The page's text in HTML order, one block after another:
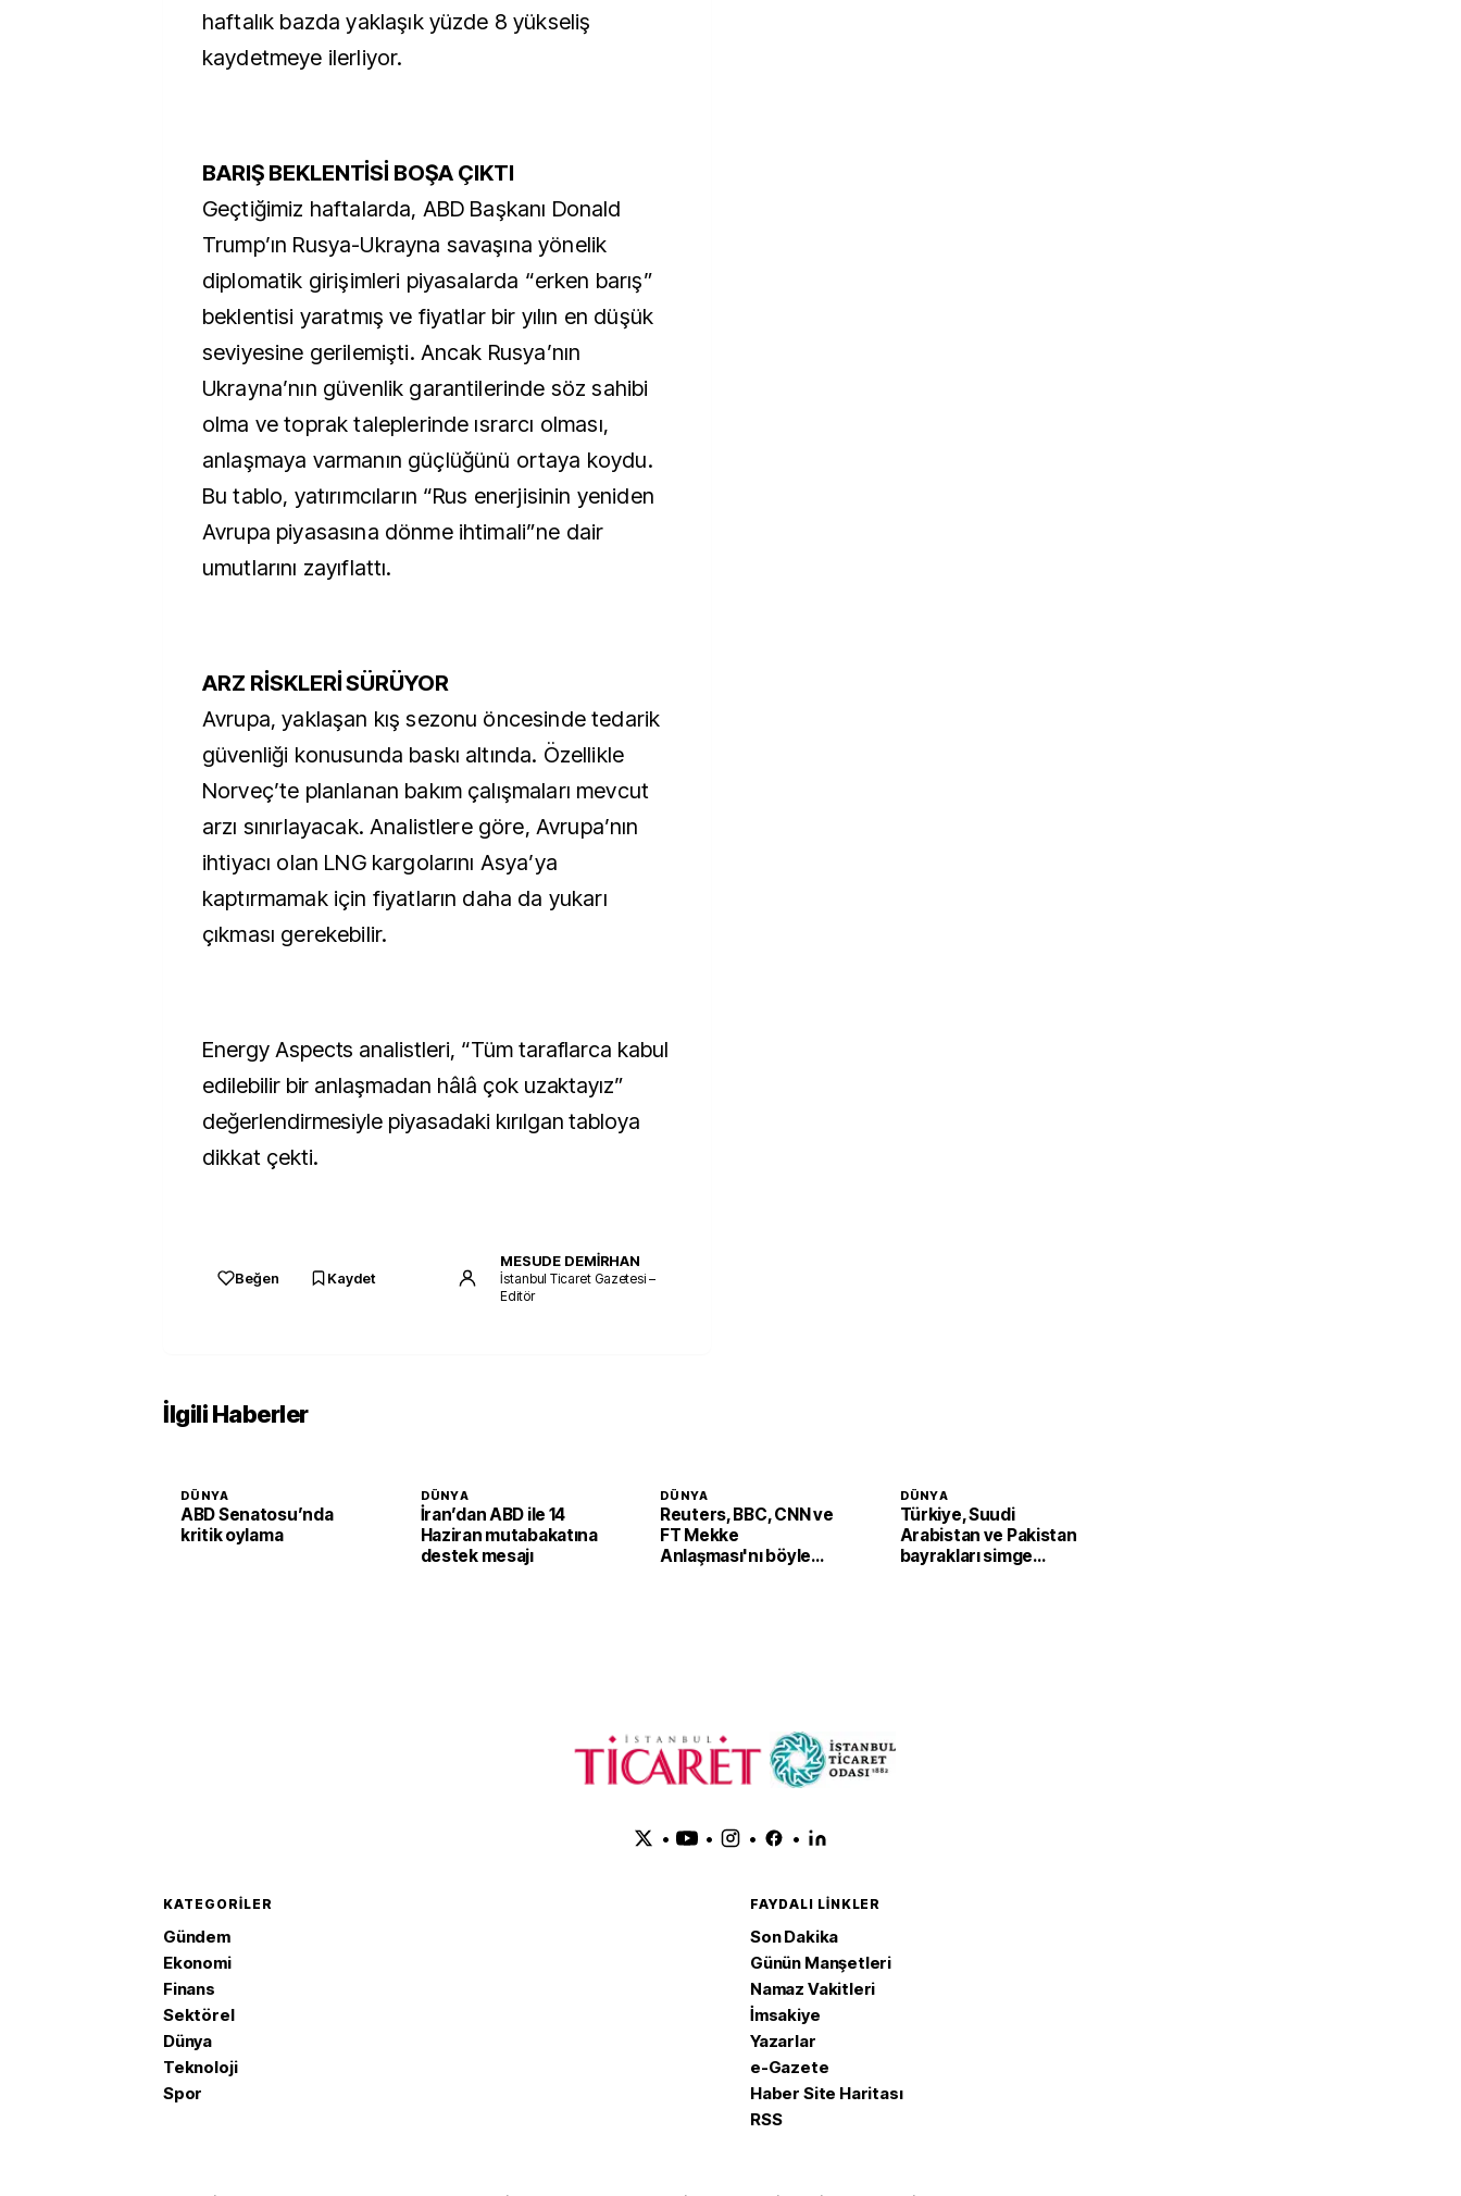
haftalık bazda yaklaşık yüzde 8 yükseliş
kaydetmeye ilerliyor.
BARIŞ BEKLENTİSİ BOŞA ÇIKTI
Geçtiğimiz haftalarda, ABD Başkanı Donald
Trump’ın Rusya-Ukrayna savaşına yönelik
diplomatik girişimleri piyasalarda “erken barış”
beklentisi yaratmış ve fiyatlar bir yılın en düşük
seviyesine gerilemişti. Ancak Rusya’nın
Ukrayna’nın güvenlik garantilerinde söz sahibi
olma ve toprak taleplerinde ısrarcı olması,
anlaşmaya varmanın güçlüğünü ortaya koydu.
Bu tablo, yatırımcıların “Rus enerjisinin yeniden
Avrupa piyasasına dönme ihtimali”ne dair
umutlarını zayıflattı.
ARZ RİSKLERİ SÜRÜYOR
Avrupa, yaklaşan kış sezonu öncesinde tedarik
güvenliği konusunda baskı altında. Özellikle
Norveç’te planlanan bakım çalışmaları mevcut
arzı sınırlayacak. Analistlere göre, Avrupa’nın
ihtiyacı olan LNG kargolarını Asya’ya
kaptırmamak için fiyatların daha da yukarı
çıkması gerekebilir.
Energy Aspects analistleri, “Tüm taraflarca kabul
edilebilir bir anlaşmadan hâlâ çok uzaktayız”
değerlendirmesiyle piyasadaki kırılgan tabloya
dikkat çekti.
Beğen Kaydet
MESUDE DEMİRHAN
İstanbul Ticaret Gazetesi –
Editör
İlgili Haberler
DÜNYA
ABD Senatosu’nda
kritik oylama
DÜNYA
İran’dan ABD ile 14
Haziran mutabakatına
destek mesajı
DÜNYA
Reuters, BBC, CNN ve
FT Mekke
Anlaşması'nı böyle
DÜNYA
Türkiye, Suudi
Arabistan ve Pakistan
bayrakları simge
• • • •
KATEGORILER
Gündem
Ekonomi
Finans
Sektörel
Dünya
Teknoloji
Spor
FAYDALI LINKLER
Son Dakika
Günün Manşetleri
Namaz Vakitleri
İmsakiye
Yazarlar
e-Gazete
Haber Site Haritası
RSS